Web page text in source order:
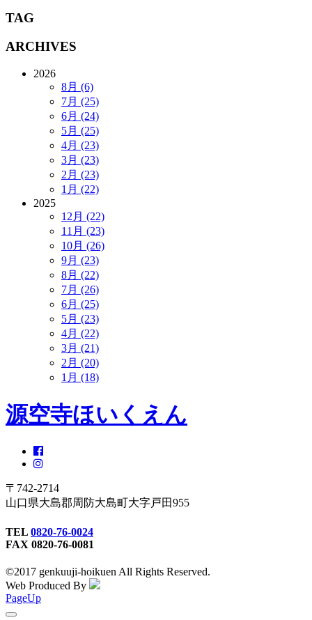
TAG
ARCHIVES
2026
8月 (6)
7月 (25)
6月 (24)
5月 (25)
4月 (23)
3月 (23)
2月 (23)
1月 (22)
2025
12月 (22)
11月 (23)
10月 (26)
9月 (23)
8月 (22)
7月 (26)
6月 (25)
5月 (23)
4月 (22)
3月 (21)
2月 (20)
1月 (18)
源空寺ほいくえん
〒742-2714
山口県大島郡周防大島町大字戸田955
TEL 0820-76-0024
FAX 0820-76-0081
©2017 genkuuji-hoikuen All Rights Reserved.
Web Produced By
PageUp